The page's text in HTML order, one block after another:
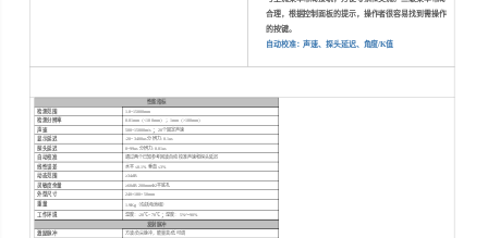
合理，根据控制面板的提示，操作者很容易找到需操作
的按键。
自动校准：声速、探头延迟、角度/K值
性能指标
检测范围
1.0~15000mm
检测分辨率 0.01mm （< 100mm ） ； 1mm（> 100mm ）
声速 500~15000m/s ；20个固定声速
显示延迟 -20~3400us分辨力: 0.1us
探头延迟 0~99us分辨力: 0.01us
自动校准 通过两个已知参考回波自动校准声速和探头延 迟
线性误差 水平 ≤0.1%垂直 ≤3%
动态范围 ≥ 34dB
灵敏度余量 ≥60dB 200mmФ2平底孔
外型尺寸 240× 180× 50mm
重量 1.9Kg （包括电池组）
工作环境 温度：-20 ℃~70 ℃ ；湿度：5%～90%
发射脉冲
激励脉冲 方波/负尖脉冲，能量高 /低可调